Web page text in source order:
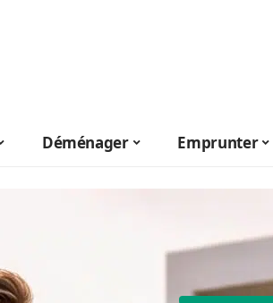
Déménager Emprunter